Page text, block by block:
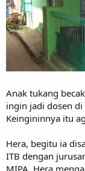
Anak tukang
ingin jadi dosen di
Keingininnya itu
Hera, begitu ia
ITB dengan
MIPA. Hera